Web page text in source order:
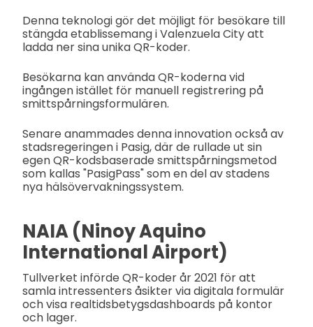
Denna teknologi gör det möjligt för besökare till
stängda etablissemang i Valenzuela City att
ladda ner sina unika QR-koder.
Besökarna kan använda QR-koderna vid
ingången istället för manuell registrering på
smittspårningsformulären.
Senare anammades denna innovation också av
stadsregeringen i Pasig, där de rullade ut sin
egen QR-kodsbaserade smittspårningsmetod
som kallas "PasigPass" som en del av stadens
nya hälsövervakningssystem.
NAIA (Ninoy Aquino
International Airport)
Tullverket införde QR-koder år 2021 för att
samla intressenters åsikter via digitala formulär
och visa realtidsbetygsdashboards på kontor
och lager.